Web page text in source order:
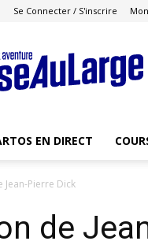
Se Connecter / S'inscrire
Course
au
Large
EN DIRECT
Jean-Pierre Dick
de